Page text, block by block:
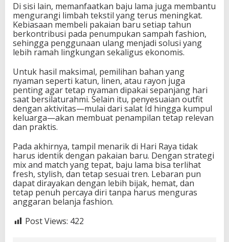
Di sisi lain, memanfaatkan baju lama juga membantu
mengurangi limbah tekstil yang terus meningkat.
Kebiasaan membeli pakaian baru setiap tahun
berkontribusi pada penumpukan sampah fashion,
sehingga penggunaan ulang menjadi solusi yang
lebih ramah lingkungan sekaligus ekonomis.
Untuk hasil maksimal, pemilihan bahan yang
nyaman seperti katun, linen, atau rayon juga
penting agar tetap nyaman dipakai sepanjang hari
saat bersilaturahmi. Selain itu, penyesuaian outfit
dengan aktivitas—mulai dari salat Id hingga kumpul
keluarga—akan membuat penampilan tetap relevan
dan praktis.
Pada akhirnya, tampil menarik di Hari Raya tidak
harus identik dengan pakaian baru. Dengan strategi
mix and match yang tepat, baju lama bisa terlihat
fresh, stylish, dan tetap sesuai tren. Lebaran pun
dapat dirayakan dengan lebih bijak, hemat, dan
tetap penuh percaya diri tanpa harus menguras
anggaran belanja fashion.
Post Views: 422